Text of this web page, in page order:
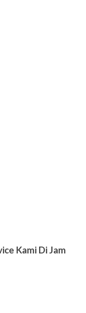
Kami Di Jam